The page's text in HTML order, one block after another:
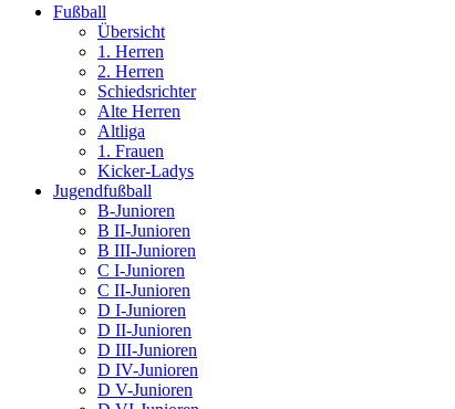
Fußball
Übersicht
1. Herren
2. Herren
Schiedsrichter
Alte Herren
Altliga
1. Frauen
Kicker-Ladys
Jugendfußball
B-Junioren
B II-Junioren
B III-Junioren
C I-Junioren
C II-Junioren
D I-Junioren
D II-Junioren
D III-Junioren
D IV-Junioren
D V-Junioren